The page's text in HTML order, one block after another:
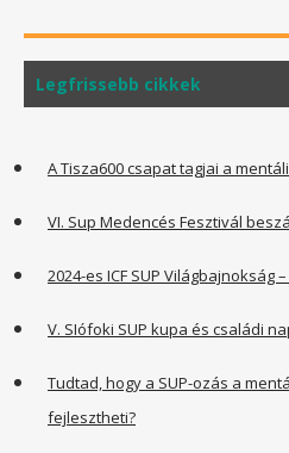
Legfrissebb cikkek
A Tisza600 csapat tagjai a
VI. Sup Medencés Fesztivál
2024-es ICF SUP Világbajnokság
V. SIófoki SUP kupa és családi
Tudtad, hogy a SUP-ozás a
fejlesztheti?